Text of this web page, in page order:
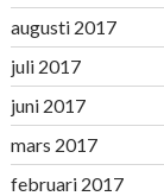
augusti 2017
juli 2017
juni 2017
mars 2017
februari 2017